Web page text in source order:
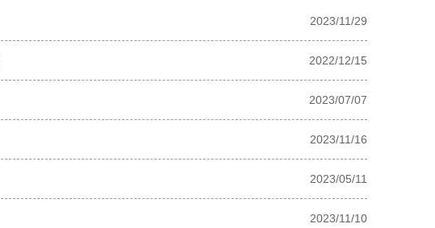
2023/11/29
2022/12/15
2023/07/07
2023/11/16
2023/05/11
2023/11/10